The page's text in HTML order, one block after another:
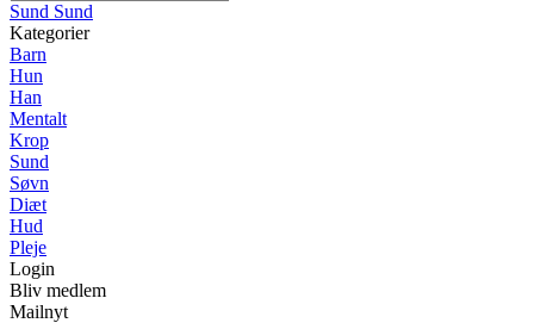
Sund Sund
Kategorier
Barn
Hun
Han
Mentalt
Krop
Sund
Søvn
Diæt
Hud
Pleje
Login
Bliv medlem
Mailnyt